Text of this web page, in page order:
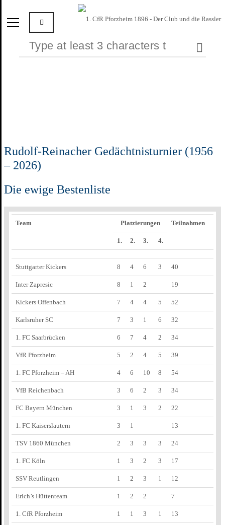
Rudolf-Reinacher Gedächtnisturnier (1956
– 2026)
Die ewige Bestenliste
Team Platzierungen Teilnahmen
1. 2. 3. 4.
Stuttgarter Kickers 8 4 6 3 40
Inter Zapresic 8 1 2 19
Kickers Offenbach 7 4 4 5 52
Karlsruher SC 7 3 1 6 32
1. FC Saarbrücken 6 7 4 2 34
VfR Pforzheim 5 2 4 5 39
1. FC Pforzheim – AH 4 6 10 8 54
VfB Reichenbach 3 6 2 3 34
FC Bayern München 3 1 3 2 22
1. FC Kaiserslautern 3 1 13
TSV 1860 München 2 3 3 3 24
1. FC Köln 1 3 2 3 17
SSV Reutlingen 1 2 3 1 12
Erich’s Hüttenteam 1 2 2 7
1. CfR Pforzheim 1 1 3 1 13